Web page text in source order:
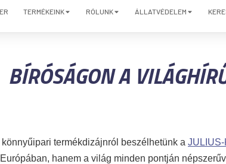
TERMÉKEINK RÓLUNK ÁLLATVÉDELEM
BÍRÓSÁGON A
termékdizájnról beszélhetünk a
hanem a világ minden pontján